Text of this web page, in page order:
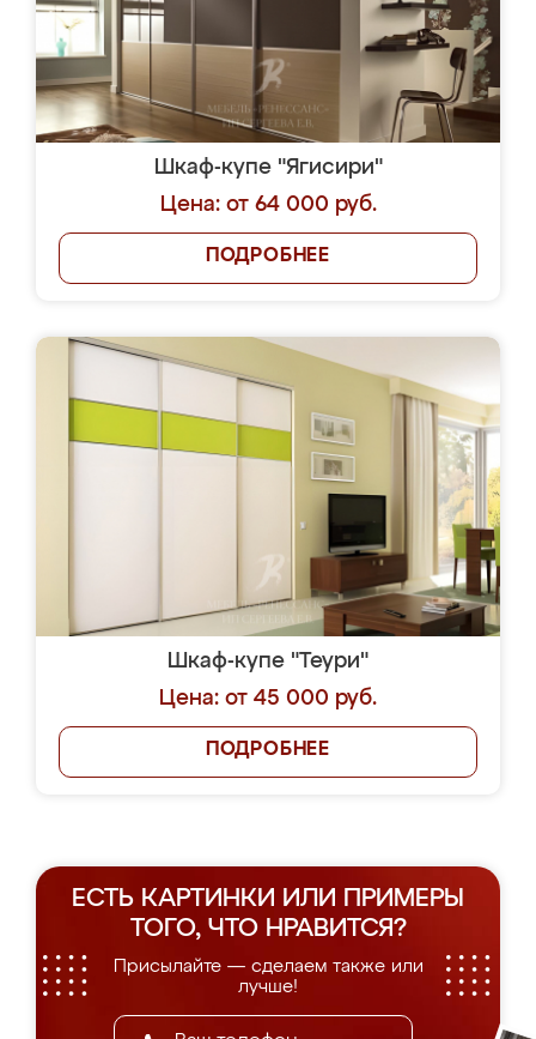
Шкаф-купе "Ягисири"
Цена: от 64 000 руб.
ПОДРОБНЕЕ
Шкаф-купе "Теури"
Цена: от 45 000 руб.
ПОДРОБНЕЕ
ЕСТЬ КАРТИНКИ ИЛИ ПРИМЕРЫ
ТОГО, ЧТО НРАВИТСЯ?
Присылайте — сделаем также или
лучше!